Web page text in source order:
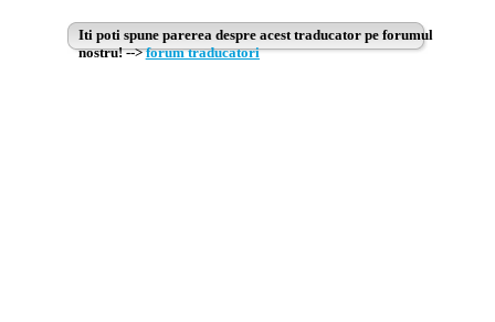
Iti poti spune parerea despre acest traducator pe forumul
nostru! -->forum traducatori